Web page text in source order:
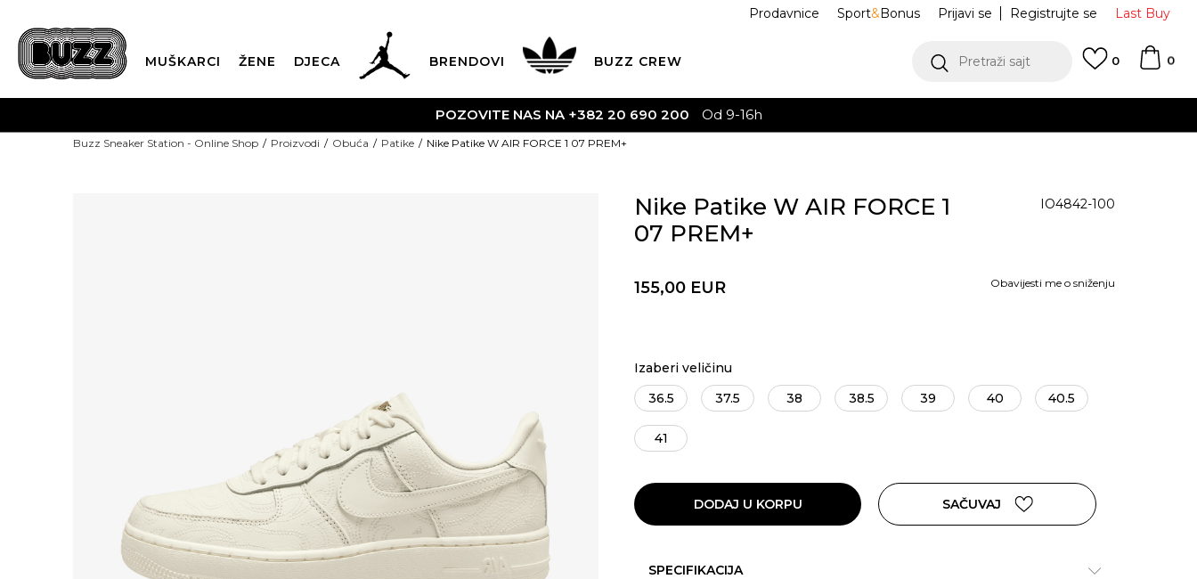
Last Buy
Prijavi se Registrujte se
Prodavnice Sport&Bonus
MUŠKARCI ŽENE DJECA BRENDOVI BUZZ CREW Pretraži sajt 0
0
POZOVITE NAS NA +382 20 690 200 Od 9-16h
Buzz Sneaker Station - Online Shop Proizvodi Obuća Patike Nike Patike W AIR FORCE 1 07 PREM+
Nike Patike W AIR FORCE 1
07 PREM+
IO4842-100
155,00 EUR Obavijesti me o sniženju
Izaberi veličinu
36.5
37.5 38 38.5 39 40 40.5
41
DODAJ U KORPU SAČUVAJ
SPECIFIKACIJA